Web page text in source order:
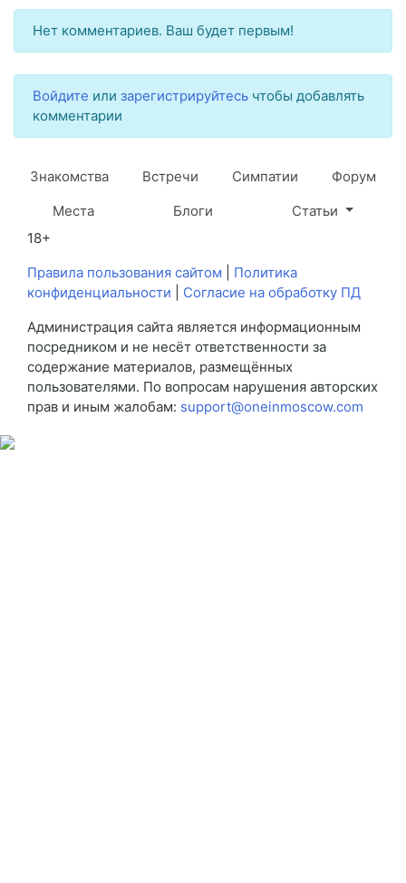
Нет комментариев. Ваш будет первым!
Войдите или зарегистрируйтесь чтобы добавлять
комментарии
Знакомства Встречи Симпатии
Форум
Места
Блоги
Статьи
18+
Правила пользования сайтом
Политика
конфиденциальности
Согласие на обработку ПД
Администрация сайта является информационным
посредником и не несёт ответственности за
содержание материалов, размещённых
пользователями. По вопросам нарушения авторских
прав и иным жалобам: support@oneinmoscow.com